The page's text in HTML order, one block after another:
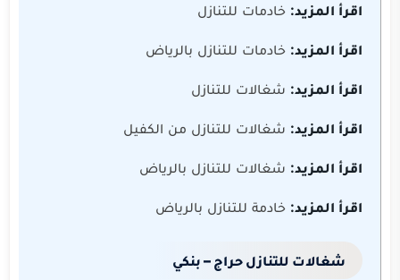
اقرأ المزيد: خادمات للتنازل
اقرأ المزيد: خادمات للتنازل بالرياض
اقرأ المزيد: شغالات للتنازل
اقرأ المزيد: شغالات للتنازل من الكفيل
اقرأ المزيد: شغالات للتنازل بالرياض
اقرأ المزيد: خادمة للتنازل بالرياض
شغالات للتنازل حراج – بنكي